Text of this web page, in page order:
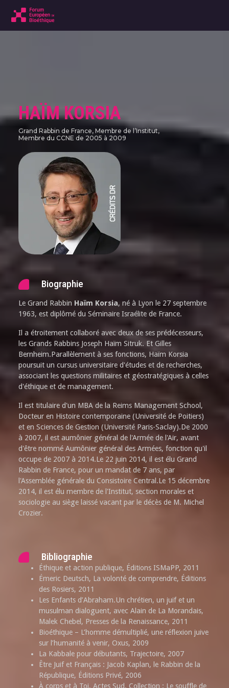
HAÏM KORSIA
Grand Rabbin de France, Membre de l’Institut,
Membre du CCNE de 2005 à 2009
Biographie
Le Grand Rabbin Haïm Korsia, né à Lyon le 27 septembre
1963, est diplômé du Séminaire Israélite de France.
Il a étroitement collaboré avec deux de ses prédécesseurs,
les Grands Rabbins Joseph Haïm Sitruk. Et Gilles
Bernheim.Parallèlement à ses fonctions, Haïm Korsia
poursuit un cursus universitaire d'études et de recherches,
associant les questions militaires et géostratégiques à celles
d'éthique et de management.
Il est titulaire d'un MBA de la Reims Management School,
Docteur en Histoire contemporaine (Université de Poitiers)
et en Sciences de Gestion (Université Paris-Saclay).De 2000
à 2007, il est aumônier général de l'Armée de l'Air, avant
d'être nommé Aumônier général des Armées, fonction qu'il
occupe de 2007 à 2014.Le 22 juin 2014, il est élu Grand
Rabbin de France, pour un mandat de 7 ans, par
l'Assemblée générale du Consistoire Central.Le 15 décembre
2014, il est élu membre de l'Institut, section morales et
sociologie au siège laissé vacant par le décès de M. Michel
Crozier.
Bibliographie
Éthique et action publique, Éditions ISMaPP, 2011
Émeric Deutsch, La volonté de comprendre, Éditions
des Rosiers, 2011
Les Enfants d’Abraham.Un chrétien, un juif et un
musulman dialoguent, avec Alain de La Morandais,
Malek Chebel, Presses de la Renaissance, 2011
Bioéthique – L’homme démultiplié, une réflexion juive
sur l’humanité à venir, Oxus, 2009
La Kabbale pour débutants, Trajectoire, 2007
Être Juif et Français : Jacob Kaplan, le Rabbin de la
République, Éditions Privé, 2006
À corps et à Toi, Actes Sud, Collection : Le souffle de